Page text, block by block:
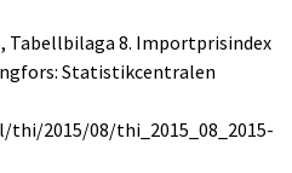
Tabellbilaga 8. Importprisindex
Statistikcentralen
2015/08/thi_2015_08_2015-